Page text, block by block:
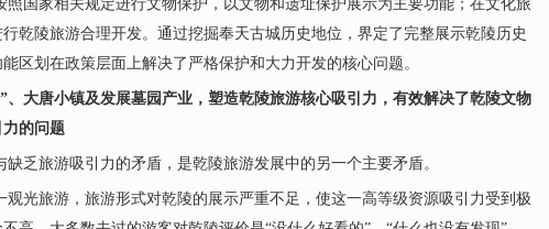
照国家相关规定进行文物保护，以文物和遗址保护展示为主要功能；在文化旅
乾陵旅游合理开发。通过挖掘奉天古城历史地位，界定了完整展示乾陵历史
区划在政策层面上解决了严格保护和大力开发的核心问题。
、大唐小镇及发展墓园产业，塑造乾陵旅游核心吸引力，有效解决了乾陵文物
的问题
缺乏旅游吸引力的矛盾，是乾陵旅游发展中的另一个主要矛盾。
观光旅游，旅游形式对乾陵的展示严重不足，使这一高等级资源吸引力受到极